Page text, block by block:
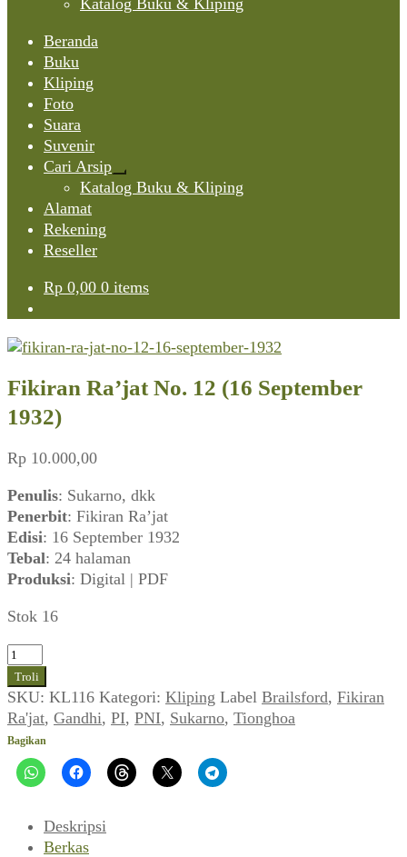
Katalog Buku & Kliping
Beranda
Buku
Kliping
Foto
Suara
Suvenir
Cari Arsip
Expand
child
Katalog Buku & Kliping
Alamat
Rekening
Reseller
Rp 0,00 0 items
Fikiran Ra’jat No. 12 (16 September
1932)
Rp 10.000,00
Penulis: Sukarno, dkk
Penerbit: Fikiran Ra’jat
Edisi: 16 September 1932
Tebal: 24 halaman
Produksi: Digital | PDF
Stok 16
Kuantitas
Fikiran
Ra'jat
No.
12
(16
September
Troli
SKU: KL116 Kategori: Kliping Label Brailsford, Fikiran
Ra'jat, Gandhi, PI, PNI, Sukarno, Tionghoa
Bagikan
Deskripsi
Berkas